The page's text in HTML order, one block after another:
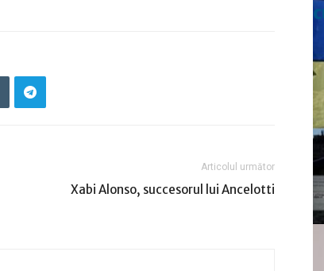
Articolul următor
Xabi Alonso, succesorul lui Ancelotti